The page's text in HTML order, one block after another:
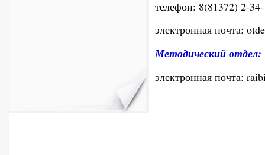
телефон: 8(81372) 2-
электронная почта:
Методический отдел:
электронная почта: